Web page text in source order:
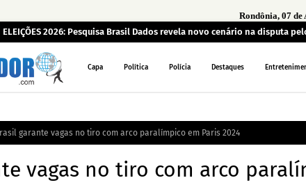
Rondônia, 07 de
ELEIÇÕES 2026: Pesquisa Brasil Dados revela novo cenário na disputa
Capa Política Polícia Destaques
garante vagas no tiro com arco paralímpico em Paris 2024
vagas no tiro com arco